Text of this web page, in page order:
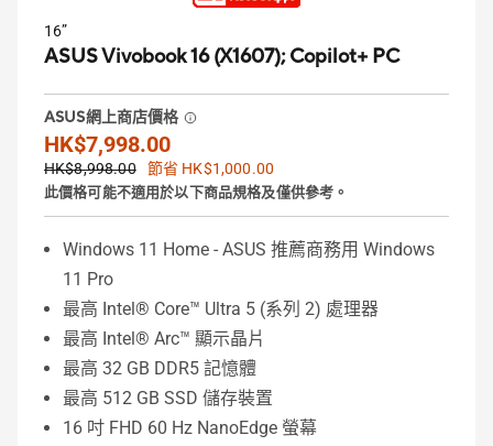
16”
ASUS Vivobook 16 (X1607);Copilot+ PC
ASUS網上商店價格
HK$7,998.00
HK$8,998.00
節省 HK$1,000.00
此價格可能不適用於以下商品規格及僅供參考。
Windows 11 Home - ASUS 推薦商務用 Windows
11 Pro
最高 Intel® Core™ Ultra 5 (系列 2) 處理器
最高 Intel® Arc™ 顯示晶片
最高 32 GB DDR5 記憶體
最高 512 GB SSD 儲存裝置
16 吋 FHD 60 Hz NanoEdge 螢幕